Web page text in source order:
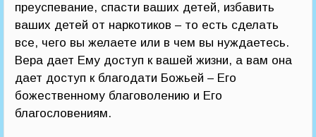
преуспевание, спасти ваших детей, избавить
ваших детей от наркотиков – то есть сделать
все, чего вы желаете или в чем вы нуждаетесь.
Вера дает Ему доступ к вашей жизни, а вам она
дает доступ к благодати Божьей – Его
божественному благоволению и Его
благословениям.